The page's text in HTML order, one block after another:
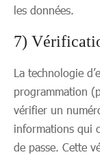
les données.
7)
La technologie
programmation
vérifier un
informations qui
de passe. Cette